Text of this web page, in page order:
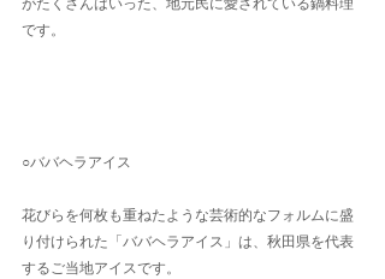
がたくさんはいった、地元民に愛されている鍋料理
です。
○ババヘラアイス
花びらを何枚も重ねたような芸術的なフォルムに盛
り付けられた「ババヘラアイス」は、秋田県を代表
するご当地アイスです。